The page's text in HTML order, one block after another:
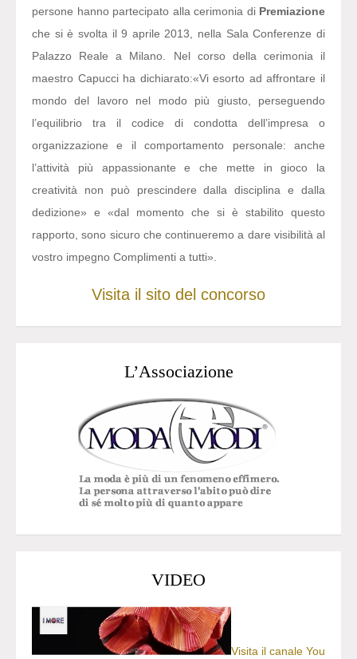
persone hanno partecipato alla cerimonia di Premiazione
che si è svolta il 9 aprile 2013, nella Sala Conferenze di
Palazzo Reale a Milano. Nel corso della cerimonia il
maestro Capucci ha dichiarato:«Vi esorto ad affrontare il
mondo del lavoro nel modo più giusto, perseguendo
l’equilibrio tra il codice di condotta dell’impresa o
organizzazione e il comportamento personale: anche
l’attività più appassionante e che mette in gioco la
creatività non può prescindere dalla disciplina e dalla
dedizione» e «dal momento che si è stabilito questo
rapporto, sono sicuro che continueremo a dare visibilità al
vostro impegno Complimenti a tutti».
Visita il sito del concorso
L’Associazione
VIDEO
Visita il canale You